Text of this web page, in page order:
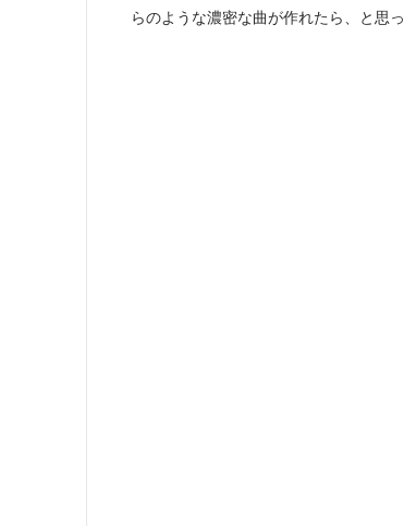
らのような濃密な曲が作れたら、と思